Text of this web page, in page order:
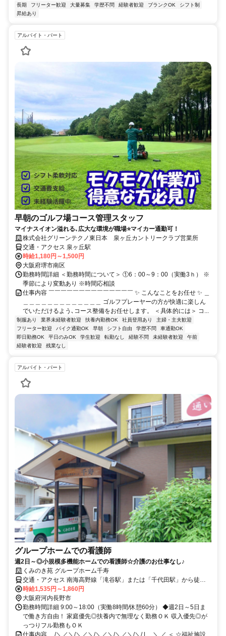
長期 フリーター歓迎 大量募集 学歴不問 経験者歓迎 ブランクOK
シフト制
昇給あり
アルバイト・パート
早朝のゴルフ場コース管理スタッフ
マイナスイオン溢れる､広大な環境が職場⭐マイカー通勤可！
株式会社グリーンテクノ東日本 泉ヶ丘カントリークラブ営業所
交通・アクセス 泉ヶ丘駅
時給1,180円～1,500円
大阪府堺市南区
勤務時間詳細 ＜勤務時間について＞ ①6：00～9：00（実働3ｈ） ※
季節により変動あり ※時間応相談
仕事内容 ￣￣￣￣￣￣￣￣￣￣￣￣￣￣ ✨ こんなことをお任せ ✨ ＿
＿＿＿＿＿＿＿＿＿＿＿＿＿ ゴルフプレーヤーの方が快適に楽しん
でいただけるよう､コース整備をお任せします。 ＜具体的には＞ コ...
制服あり 業界未経験者歓迎 扶養内勤務OK 社員登用あり
主婦・主夫歓迎
フリーター歓迎
バイク通勤OK 早朝 シフト自由 学歴不問
車通勤OK
即日勤務OK
平日のみOK 学生歓迎 転勤なし 経験不問 未経験者歓迎
午前
経験者歓迎
残業なし
アルバイト・パート
グループホームでの看護師
週2日～◎小規模多機能ホームでの看護師☆介護のお仕事なし♪
くみのき苑 グループホーム千寿
交通・アクセス 南海高野線「滝谷駅」または「千代田駅」から徒歩
約10分※車・バイク通勤OK
時給1,535円～1,860円
大阪府河内長野市
勤務時間詳細 9:00～18:00（実働8時間/休憩60分） ◆週2日～5日ま
で働き方自由！ 家庭優先◎扶養内で無理なく勤務ＯＫ 収入優先◎が
っつりフル勤務もＯＫ
仕事内容 ＿/＼／＼/＼／＼/＼／＼/＼／＼/＼/ |＿ ＼ ／ ＜ ☆福祉施設